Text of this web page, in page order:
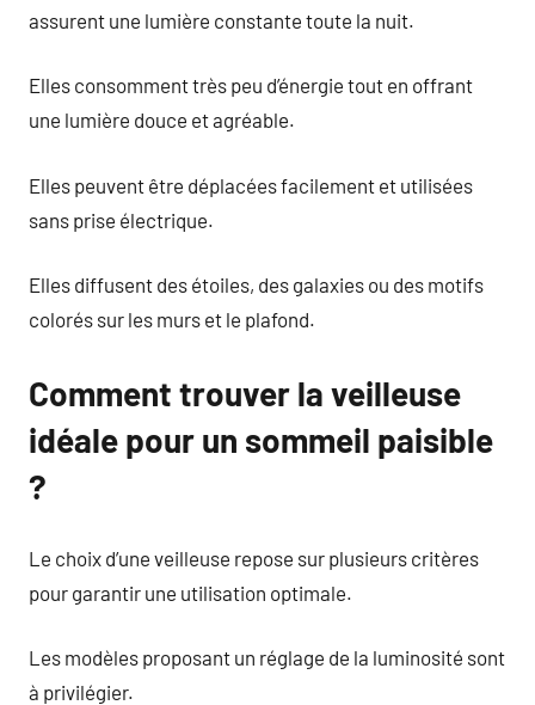
assurent une lumière constante toute la nuit.
Elles consomment très peu d’énergie tout en offrant
une lumière douce et agréable.
Elles peuvent être déplacées facilement et utilisées
sans prise électrique.
Elles diffusent des étoiles, des galaxies ou des motifs
colorés sur les murs et le plafond.
Comment trouver la veilleuse
idéale pour un sommeil paisible
?
Le choix d’une veilleuse repose sur plusieurs critères
pour garantir une utilisation optimale.
Les modèles proposant un réglage de la luminosité sont
à privilégier.